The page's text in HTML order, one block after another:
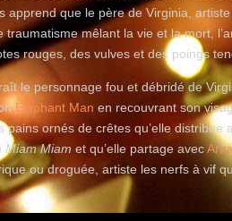
apprend que le père de Virginia,
traumatisme mêlant la vie et la mort,
rouges, des vulves et des poings
le personnage fou et débridé de
Elephant Man en recouvrant son
pains ornés de crêtes qu’elle
Miam Miam et qu’elle partage avec
ou droguée, artiste les nerfs à vif